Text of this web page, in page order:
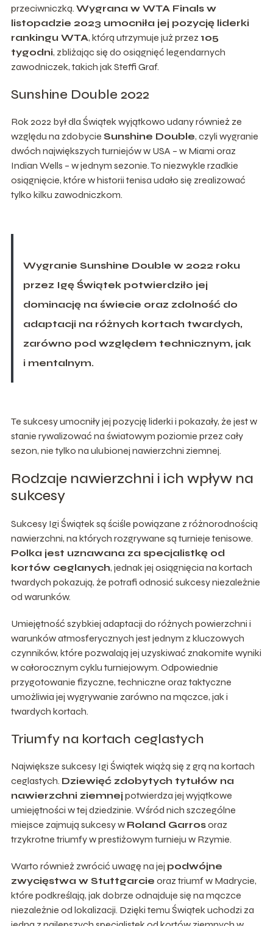
przeciwniczką. Wygrana w WTA Finals w
listopadzie 2023 umocniła jej pozycję liderki
rankingu WTA, którą utrzymuje już przez 105
tygodni, zbliżając się do osiągnięć legendarnych
zawodniczek, takich jak Steffi Graf.
Sunshine Double 2022
Rok 2022 był dla Świątek wyjątkowo udany również ze
względu na zdobycie Sunshine Double, czyli wygranie
dwóch największych turniejów w USA – w Miami oraz
Indian Wells – w jednym sezonie. To niezwykle rzadkie
osiągnięcie, które w historii tenisa udało się zrealizować
tylko kilku zawodniczkom.
Wygranie Sunshine Double w 2022 roku
przez Igę Świątek potwierdziło jej
dominację na świecie oraz zdolność do
adaptacji na różnych kortach twardych,
zarówno pod względem technicznym, jak
i mentalnym.
Te sukcesy umocniły jej pozycję liderki i pokazały, że jest w
stanie rywalizować na światowym poziomie przez cały
sezon, nie tylko na ulubionej nawierzchni ziemnej.
Rodzaje nawierzchni i ich wpływ na
sukcesy
Sukcesy Igi Świątek są ściśle powiązane z różnorodnością
nawierzchni, na których rozgrywane są turnieje tenisowe.
Polka jest uznawana za specjalistkę od
kortów ceglanych, jednak jej osiągnięcia na kortach
twardych pokazują, że potrafi odnosić sukcesy niezależnie
od warunków.
Umiejętność szybkiej adaptacji do różnych powierzchni i
warunków atmosferycznych jest jednym z kluczowych
czynników, które pozwalają jej uzyskiwać znakomite wyniki
w całorocznym cyklu turniejowym. Odpowiednie
przygotowanie fizyczne, techniczne oraz taktyczne
umożliwia jej wygrywanie zarówno na mączce, jak i
twardych kortach.
Triumfy na kortach ceglastych
Największe sukcesy Igi Świątek wiążą się z grą na kortach
ceglastych. Dziewięć zdobytych tytułów na
nawierzchni ziemnej potwierdza jej wyjątkowe
umiejętności w tej dziedzinie. Wśród nich szczególne
miejsce zajmują sukcesy w Roland Garrosoraz
trzykrotne triumfy w prestiżowym turnieju w Rzymie.
Warto również zwrócić uwagę na jej podwójne
zwycięstwa w Stuttgarcie oraz triumf w Madrycie,
które podkreślają, jak dobrze odnajduje się na mączce
niezależnie od lokalizacji. Dzięki temu Świątek uchodzi za